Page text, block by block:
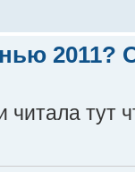
2011?
читала тут